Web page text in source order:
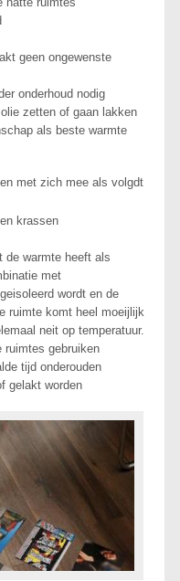
geen ongewenste
onderhoud nodig
zetten of gaan lakken
als beste warmte
met zich mee als volgdt
krassen
de warmte heeft als
met
wordt en de
ruimte komt heel moeijlijk
neit op temperatuur.
ruimtes gebruiken
tijd onderouden
gelakt worden